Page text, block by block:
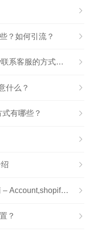
？如何引流？
shopify客服电话是多少？shopify联系客服的方式有哪些？
什么？
有哪些？
Shopify开店建站营销推卖家指南 – Account,shopify店铺注册
？